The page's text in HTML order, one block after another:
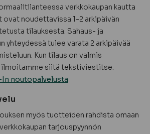
verkkokaupan kautta
noudettavissa 1-2 arkipäivän
tilauksesta. Sahaus- ja
yhteydessä tulee varata 2 arkipäivää
Kun tilaus on valmis
ilmoitamme siitä tekstiviestitse.
In noutopalvelusta
myös tuotteiden rahdista omaan
tarjouspyynnön